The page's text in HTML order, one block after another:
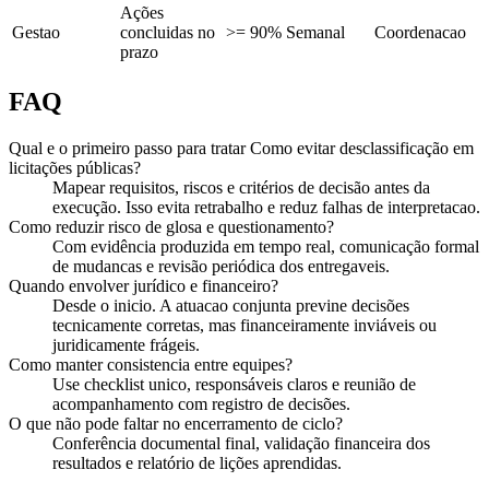
Gestao
Ações
concluidas no
prazo
>= 90% Semanal Coordenacao
FAQ
Qual e o primeiro passo para tratar Como evitar desclassificação em
licitações públicas?
Mapear requisitos, riscos e critérios de decisão antes da
execução. Isso evita retrabalho e reduz falhas de interpretacao.
Como reduzir risco de glosa e questionamento?
Com evidência produzida em tempo real, comunicação formal
de mudancas e revisão periódica dos entregaveis.
Quando envolver jurídico e financeiro?
Desde o inicio. A atuacao conjunta previne decisões
tecnicamente corretas, mas financeiramente inviáveis ou
juridicamente frágeis.
Como manter consistencia entre equipes?
Use checklist unico, responsáveis claros e reunião de
acompanhamento com registro de decisões.
O que não pode faltar no encerramento de ciclo?
Conferência documental final, validação financeira dos
resultados e relatório de lições aprendidas.